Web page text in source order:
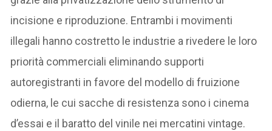
incisione e riproduzione. Entrambi i movimenti
illegali hanno costretto le industrie a rivedere le loro
priorità commerciali eliminando supporti
autoregistranti in favore del modello di fruizione
odierna, le cui sacche di resistenza sono i cinema
d’essai e il baratto del vinile nei mercatini vintage.